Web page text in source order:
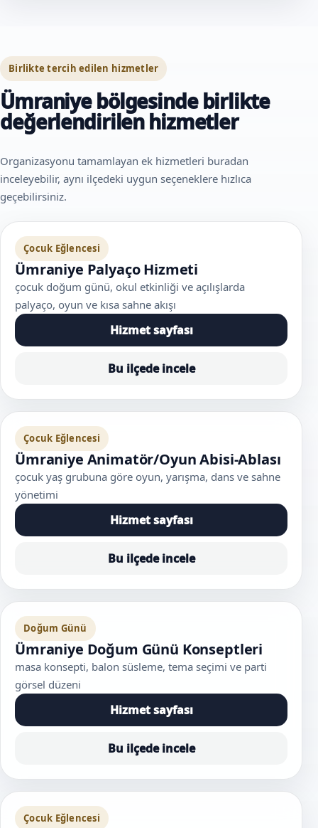
Birlikte tercih edilen hizmetler
Ümraniye bölgesinde birlikte
değerlendirilen hizmetler
Organizasyonu tamamlayan ek hizmetleri buradan
inceleyebilir, aynı ilçedeki uygun seçeneklere hızlıca
geçebilirsiniz.
Çocuk Eğlencesi
Ümraniye Palyaço Hizmeti
çocuk doğum günü, okul etkinliği ve açılışlarda
palyaço, oyun ve kısa sahne akışı
Hizmet sayfası
Bu ilçede incele
Çocuk Eğlencesi
Ümraniye Animatör/Oyun Abisi-Ablası
çocuk yaş grubuna göre oyun, yarışma, dans ve sahne
yönetimi
Hizmet sayfası
Bu ilçede incele
Doğum Günü
Ümraniye Doğum Günü Konseptleri
masa konsepti, balon süsleme, tema seçimi ve parti
görsel düzeni
Hizmet sayfası
Bu ilçede incele
Çocuk Eğlencesi